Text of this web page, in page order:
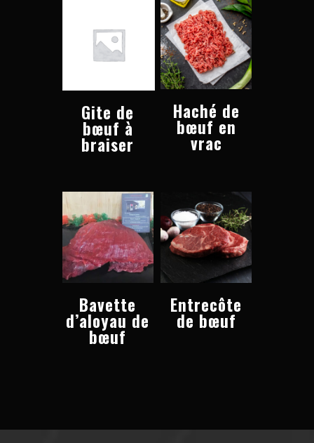
Gite de
bœuf à
braiser
Haché de
bœuf en
vrac
Bavette
d’aloyau de
bœuf
Entrecôte
de bœuf